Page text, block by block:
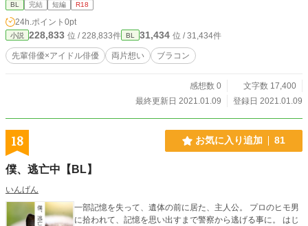
BL 完結 短編 R18
24h.ポイント 0pt
小説 228,833 位 / 228,833件 BL 31,434 位 / 31,434件
先輩俳優×アイドル俳優 両片想い ブラコン
感想数 0
文字数 17,400
最終更新日 2021.01.09
登録日 2021.01.09
18 お気に入り追加 81
僕、逃亡中【BL】
いんげん
一部記憶を失って、遺体の前に居た、主人公。 プロのヒモ男
に拾われて、記憶を思い出すまで警察から逃げる事に。 はじ